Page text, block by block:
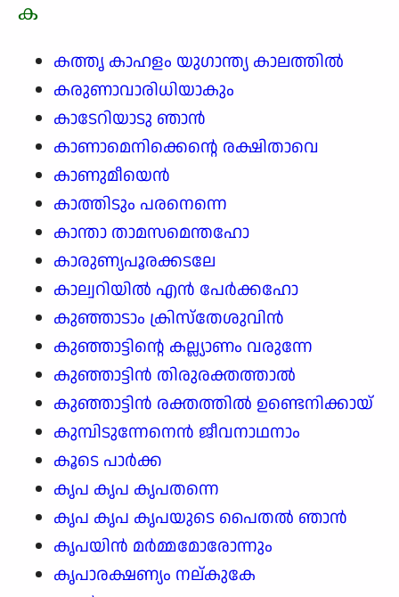
ക
കത്തൃ കാഹളം യുഗാന്ത്യ കാലത്തിൽ
കരുണാവാരിധിയാകും
കാടേറിയാടു ഞാൻ
കാണാമെനിക്കെന്റെ രക്ഷിതാവെ
കാണുമീയെൻ
കാത്തിടും പരനെന്നെ
കാന്താ താമസമെന്തഹോ
കാരുണ്യപൂരക്കടലേ
കാല്വറിയിൽ എൻ പേർക്കഹോ
കുഞ്ഞാടാം ക്രിസ്തേശുവിൻ
കുഞ്ഞാട്ടിന്റെ കല്ല്യാണം വരുന്നേ
കുഞ്ഞാട്ടിൻ തിരുരക്തത്താൽ
കുഞ്ഞാട്ടിൻ രക്തത്തിൽ ഉണ്ടെനിക്കായ്
കുമ്പിടുന്നേനെൻ ജീവനാഥനാം
കൂടെ പാർക്ക
കൃപ കൃപ കൃപതന്നെ
കൃപ കൃപ കൃപയുടെ പൈതൽ ഞാൻ
കൃപയിൻ മർമ്മമോരോന്നും
കൃപാരക്ഷണ്യം നല്കുകേ